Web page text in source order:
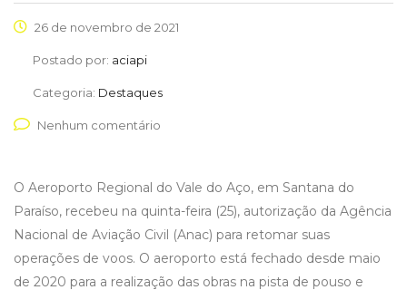
26 de novembro de 2021
Postado por: aciapi
Categoria: Destaques
Nenhum comentário
O Aeroporto Regional do Vale do Aço, em Santana do
Paraíso, recebeu na quinta-feira (25), autorização da Agência
Nacional de Aviação Civil (Anac) para retomar suas
operações de voos. O aeroporto está fechado desde maio
de 2020 para a realização das obras na pista de pouso e